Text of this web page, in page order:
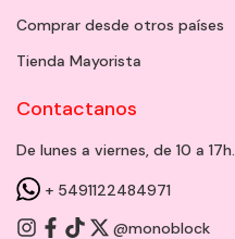
Comprar desde otros países
Tienda Mayorista
Contactanos
De lunes a viernes, de 10 a 17h.
+ 5491122484971
@monoblock